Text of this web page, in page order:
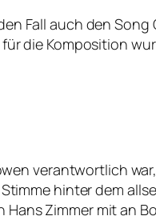
Fall auch den Song
die Komposition
verantwortlich
hinter dem
Zimmer mit an